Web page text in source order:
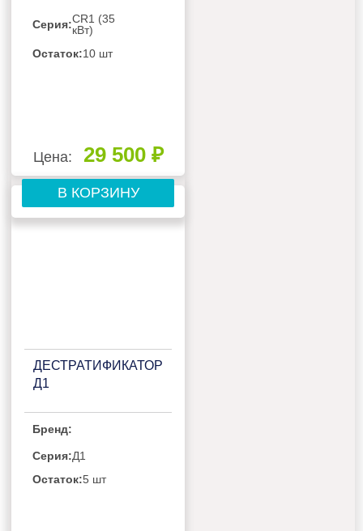
Серия:CR1 (35
кВт)
Остаток:10 шт
Цена: 29 500 ₽
В КОРЗИНУ
ДЕСТРАТИФИКАТОР
Д1
Бренд:
Серия:Д1
Остаток:5 шт